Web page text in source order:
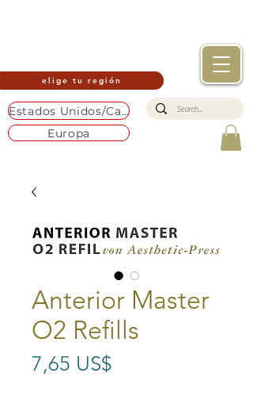
elige tu región
Estados Unidos/Canadá
Europa
Anterior Master
O2 Refills
7,65 US$